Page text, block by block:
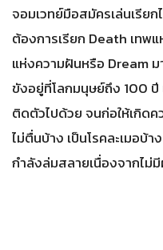
จอมเวทย์มือสมัครเล่นเรีย
ต้องการเรียก Death เทพ
แห่งความฝันหรือ Dream ม
ขังอยู่ที่โลกมนุษย์ถึง 100 ปี
ติดตัวไปด้วย จนก่อให้เกิด
ไม่ตื่นบ้าง เป็นโรคละเมอบ้
กำลังล่มสลายเนื่องจากไม่